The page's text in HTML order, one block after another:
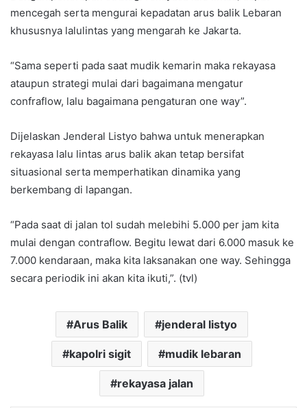
mencegah serta mengurai kepadatan arus balik Lebaran
khususnya lalulintas yang mengarah ke Jakarta.
“Sama seperti pada saat mudik kemarin maka rekayasa
ataupun strategi mulai dari bagaimana mengatur
confraflow, lalu bagaimana pengaturan one way”.
Dijelaskan Jenderal Listyo bahwa untuk menerapkan
rekayasa lalu lintas arus balik akan tetap bersifat
situasional serta memperhatikan dinamika yang
berkembang di lapangan.
“Pada saat di jalan tol sudah melebihi 5.000 per jam kita
mulai dengan contraflow. Begitu lewat dari 6.000 masuk ke
7.000 kendaraan, maka kita laksanakan one way. Sehingga
secara periodik ini akan kita ikuti,”. (tvl)
Arus Balik jenderal listyo
kapolri sigit mudik lebaran
rekayasa jalan